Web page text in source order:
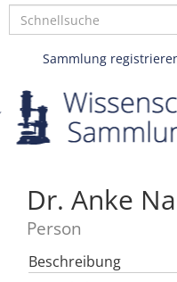
Sammlung
Dr. Anke
Person
Beschreibung